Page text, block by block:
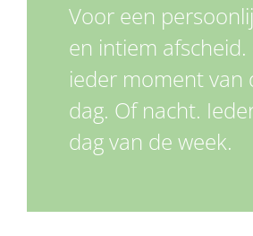
Voor een
en intiem afscheid.
ieder moment van
dag. Of nacht.
dag van de week.